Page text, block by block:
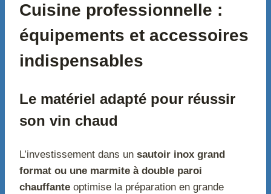
Cuisine professionnelle :
équipements et accessoires
indispensables
Le matériel adapté pour réussir
son vin chaud
L’investissement dans un sautoir inox grand
format ou une marmite à double paroi
chauffante optimise la préparation en grande